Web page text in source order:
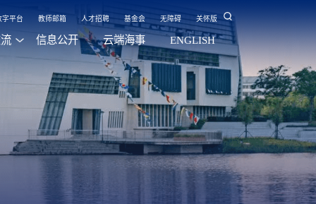
字平台 教师邮箱 人才招聘 基金会 无障碍 关怀版
信息公开 云端海事 ENGLISH